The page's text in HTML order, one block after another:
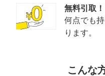
無料引取！
何点でも
ります。
こんな